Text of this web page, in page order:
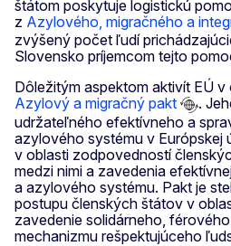
štátom poskytuje logistickú
z Azylového, migračného a
zvýšený počet ľudí
Slovensko príjemcom tejto
Dôležitým aspektom aktivít EÚ
Azylový a migračný pakt
.
udržateľného efektívneho a
azylového systému v Európskej
v oblasti zodpovedností
medzi nimi a zavedenia
a azylového systému. Pakt je
postupu členských štátov v
zavedenie solidárneho,
mechanizmu rešpektujúceho